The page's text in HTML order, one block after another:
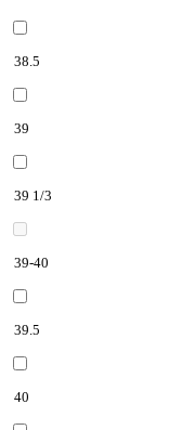
38.5
39
39 1/3
39-40
39.5
40